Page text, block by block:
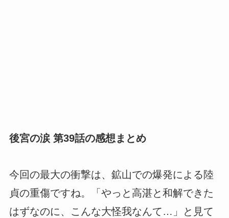
後宮の涙 第39話の感想まとめ
今回の最大の衝撃は、鉱山での爆発による陸
貞の重傷ですね。
「やっと高湛と和解できた
はずなのに、こんな大怪我なんて…」
と見て